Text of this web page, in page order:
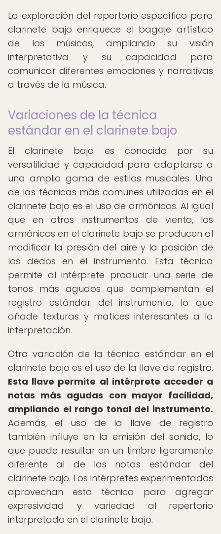
La exploración del repertorio específico para
clarinete bajo enriquece el bagaje artístico
de los músicos, ampliando su visión
interpretativa y su capacidad para
comunicar diferentes emociones y narrativas
a través de la música.
Variaciones de la técnica
estándar en el clarinete bajo
El clarinete bajo es conocido por su
versatilidad y capacidad para adaptarse a
una amplia gama de estilos musicales. Una
de las técnicas más comunes utilizadas en el
clarinete bajo es el uso de armónicos. Al igual
que en otros instrumentos de viento, los
armónicos en el clarinete bajo se producen al
modificar la presión del aire y la posición de
los dedos en el instrumento. Esta técnica
permite al intérprete producir una serie de
tonos más agudos que complementan el
registro estándar del instrumento, lo que
añade texturas y matices interesantes a la
interpretación.
Otra variación de la técnica estándar en el
clarinete bajo es el uso de la llave de registro.
Esta llave permite al intérprete acceder a
notas más agudas con mayor facilidad,
ampliando el rango tonal del instrumento.
Además, el uso de la llave de registro
también influye en la emisión del sonido, lo
que puede resultar en un timbre ligeramente
diferente al de las notas estándar del
clarinete bajo. Los intérpretes experimentados
aprovechan esta técnica para agregar
expresividad y variedad al repertorio
interpretado en el clarinete bajo.